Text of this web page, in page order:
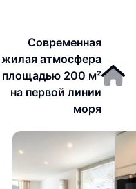
Современная
жилая атмосфера
площадью 200 м²
на первой линии
моря